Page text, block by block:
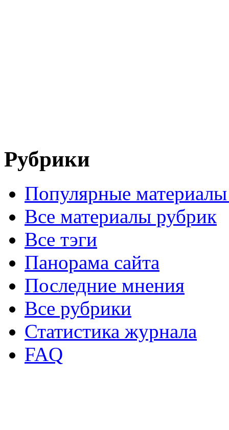
Рубрики
Популярные
Все материалы рубрик
Все тэги
Панорама сайта
Последние мнения
Все рубрики
Статистика журнала
FAQ